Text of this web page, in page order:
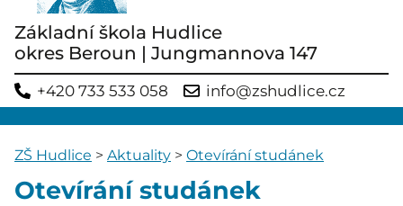
Základní škola Hudlice
okres Beroun | Jungmannova 147
+420 733 533 058 info@zshudlice.cz
ZŠ Hudlice > Aktuality > Otevírání studánek
Otevírání studánek